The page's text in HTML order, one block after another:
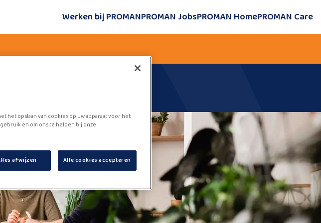
Werken bij PROMANPROMAN JobsPROMAN HomePROMAN Care
het opslaan van cookies op uw apparaat voor het
en om ons te helpen bij onze
afwijzen Alle cookies accepteren